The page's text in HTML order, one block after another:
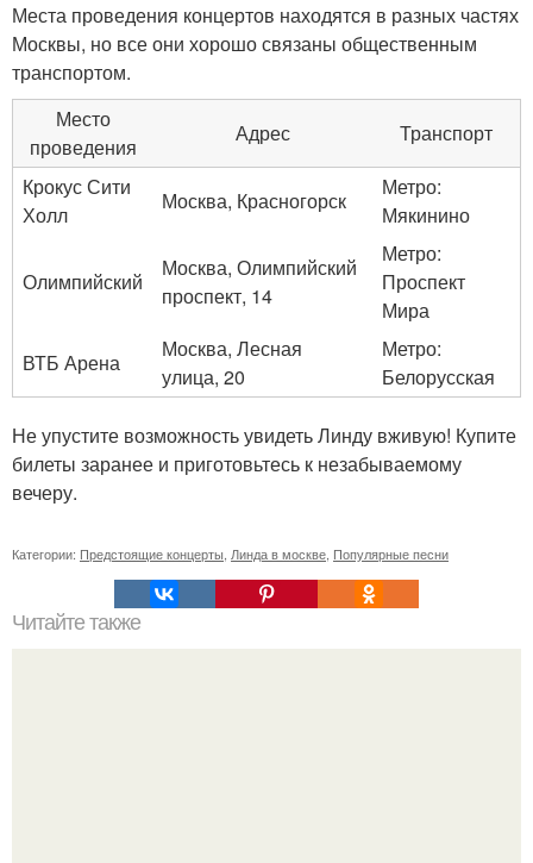
Места проведения концертов находятся в разных частях
Москвы, но все они хорошо связаны общественным
транспортом.
Место
проведения
Адрес
Транспорт
Крокус Сити
Холл
Москва, Красногорск
Метро:
Мякинино
Олимпийский
Москва, Олимпийский
проспект, 14
Метро:
Проспект
Мира
ВТБ Арена
Москва, Лесная
улица, 20
Метро:
Белорусская
Не упустите возможность увидеть Линду вживую! Купите
билеты заранее и приготовьтесь к незабываемому
вечеру.
Категории: Предстоящие концерты Линда в москве Популярные песни
Читайте также